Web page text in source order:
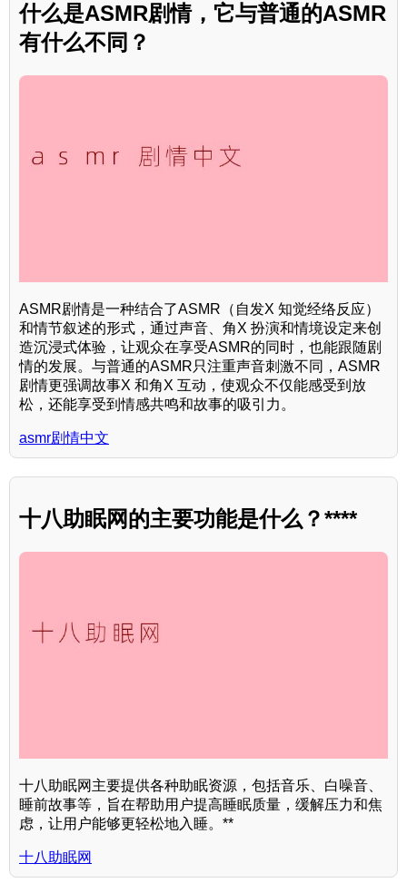
什么是ASMR剧情，它与普通的ASMR
有什么不同？
ASMR剧情是一种结合了ASMR（自发X 知觉经络反应）
和情节叙述的形式，通过声音、角X 扮演和情境设定来创
造沉浸式体验，让观众在享受ASMR的同时，也能跟随剧
情的发展。与普通的ASMR只注重声音刺激不同，ASMR
剧情更强调故事X 和角X 互动，使观众不仅能感受到放
松，还能享受到情感共鸣和故事的吸引力。
asmr剧情中文
十八助眠网的主要功能是什么？****
十八助眠网主要提供各种助眠资源，包括音乐、白噪音、
睡前故事等，旨在帮助用户提高睡眠质量，缓解压力和焦
虑，让用户能够更轻松地入睡。**
十八助眠网